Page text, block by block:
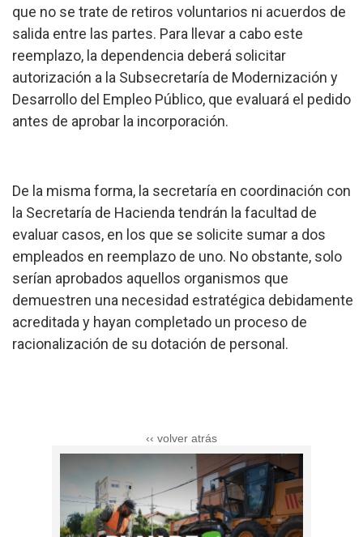
que no se trate de retiros voluntarios ni acuerdos de
salida entre las partes. Para llevar a cabo este
reemplazo, la dependencia deberá solicitar
autorización a la Subsecretaría de Modernización y
Desarrollo del Empleo Público, que evaluará el pedido
antes de aprobar la incorporación.
De la misma forma, la secretaría en coordinación con
la Secretaría de Hacienda tendrán la facultad de
evaluar casos, en los que se solicite sumar a dos
empleados en reemplazo de uno. No obstante, solo
serían aprobados aquellos organismos que
demuestren una necesidad estratégica debidamente
acreditada y hayan completado un proceso de
racionalización de su dotación de personal.
‹‹ volver atrás